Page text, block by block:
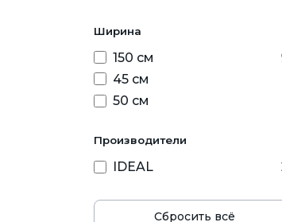
Ширина
150 см
45 см
50 см
Производители
IDEAL
Сбросить всё